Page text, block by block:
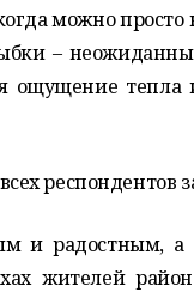
можно
–
ощущение
респондентов
и радостным, а
жителей